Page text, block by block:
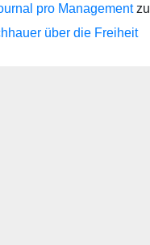
pro Managementzu
über die Freiheit